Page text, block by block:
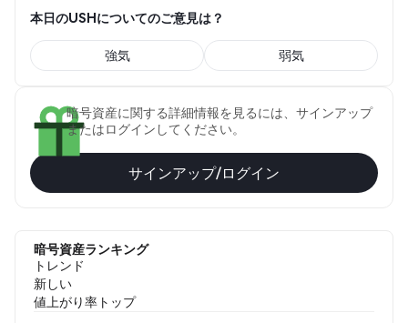
本日のUSHについてのご意見は？
強気 弱気
暗号資産に関する詳細情報を見るには、サインアップ
またはログインしてください。
サインアップ/ログイン
暗号資産ランキング
トレンド
新しい
値上がり率トップ